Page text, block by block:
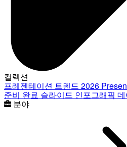
컬렉션
프레젠테이션 트렌드 2026
준비 완료 슬라이드 인포그래픽
분야